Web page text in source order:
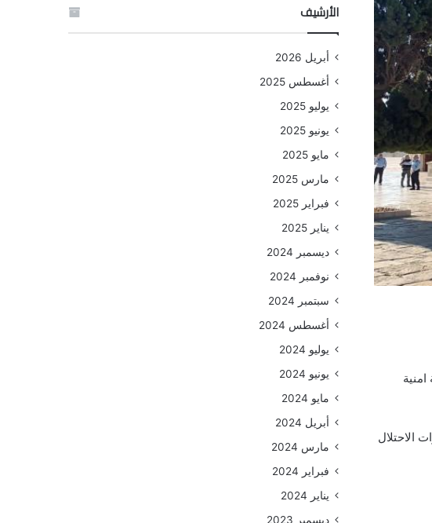
الاحتلال
الأرشيف
أبريل 2026
أغسطس 2025
يوليو 2025
يونيو 2025
مايو 2025
مارس 2025
فبراير 2025
يناير 2025
ديسمبر 2024
نوفمبر 2024
سبتمبر 2024
أغسطس 2024
يوليو 2024
يونيو 2024
مايو 2024
أبريل 2024
مارس 2024
فبراير 2024
يناير 2024
ديسمبر 2023